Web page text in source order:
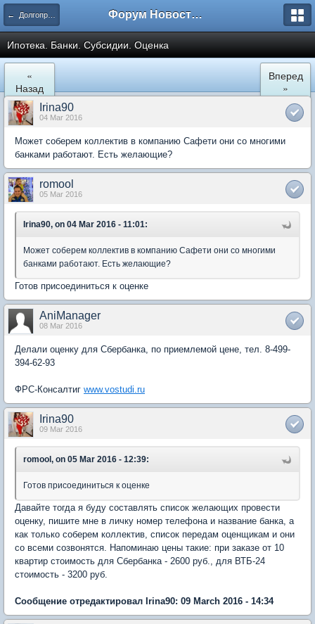
← Долгопрудный Форум Новостройки
Ипотека. Банки. Субсидии. Оценка
«
Назад
Вперед
»
Irina90
04 Mar 2016
Может соберем коллектив в компанию Сафети они со многими
банками работают. Есть желающие?
romool
05 Mar 2016
Irina90, on 04 Mar 2016 - 11:01:
Может соберем коллектив в компанию Сафети они со многими
банками работают. Есть желающие?
Готов присоединиться к оценке
AniManager
08 Mar 2016
Делали оценку для Сбербанка, по приемлемой цене, тел. 8-499-
394-62-93
ФРС-Консалтиг www.vostudi.ru
Irina90
09 Mar 2016
romool, on 05 Mar 2016 - 12:39:
Готов присоединиться к оценке
Давайте тогда я буду составлять список желающих провести
оценку, пишите мне в личку номер телефона и название банка, а
как только соберем коллектив, список передам оценщикам и они
со всеми созвонятся. Напоминаю цены такие: при заказе от 10
квартир стоимость для Сбербанка - 2600 руб., для ВТБ-24
стоимость - 3200 руб.
Сообщение отредактировал Irina90: 09 March 2016 - 14:34